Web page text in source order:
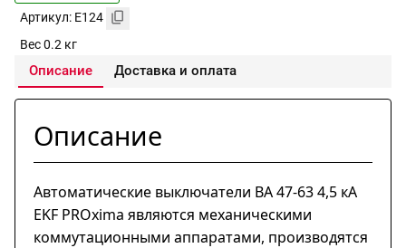
Артикул: E124
Вес 0.2 кг
Описание Доставка и оплата
Описание
Автоматические выключатели ВА 47-63 4,5 кА
EKF PROxima являются механическими
коммутационными аппаратами, производятся